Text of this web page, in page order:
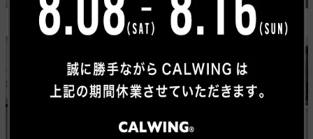
USトヨタ
タンドラ
ワゴニア
グランドワゴニア